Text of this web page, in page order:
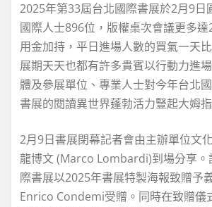
2025年第33屆台北國際書展於2月9日
國際人士896位，版權桌次會議更多
用金加持，平日進場人數的買氣一天
展期天天也都有許多貴賓以行動力進
體及參展單位、專業人士對今年台北
書展的閱讀異世界蓬勃活力豎起大姆指
2月9日書展閉幕記者會由主辦單位文
龍博文 (Marco Lombardi)到場分享。
際書展以2025年書展特製海報致贈予
Enrico Condemi受贈。同時在致贈儀